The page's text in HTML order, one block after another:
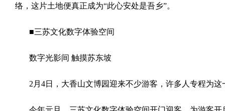
络，这片土地便真正成为“此心安处是吾乡”。
■三苏文化数字体验空间
数字光影间 触摸苏东坡
2月4日，大香山文博园迎来不少游客，许多人专程为